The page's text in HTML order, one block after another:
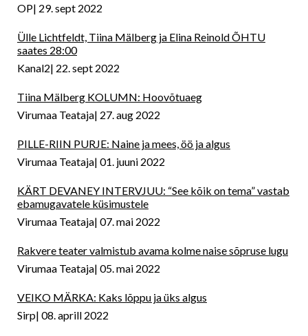
OP 29. sept 2022
Ülle Lichtfeldt, Tiina Mälberg ja Elina Reinold ÕHTU
saates 28:00
Kanal2 22. sept 2022
Tiina Mälberg KOLUMN: Hoovõtuaeg
Virumaa Teataja 27. aug 2022
PILLE-RIIN PURJE: Naine ja mees, öö ja algus
Virumaa Teataja 01. juuni 2022
KÄRT DEVANEY INTERVJUU: “See kõik on tema” vastab
ebamugavatele küsimustele
Virumaa Teataja 07. mai 2022
Rakvere teater valmistub avama kolme naise sõpruse lugu
Virumaa Teataja 05. mai 2022
VEIKO MÄRKA: Kaks lõppu ja üks algus
Sirp 08. aprill 2022